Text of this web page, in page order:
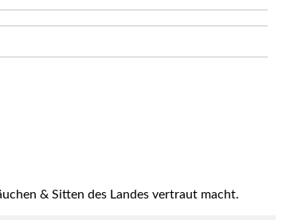
& Sitten des Landes vertraut macht.